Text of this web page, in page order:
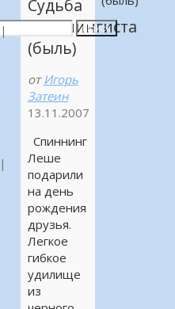
Поиск
Судьба
спиннингиста
(быль)
от Игорь
Затеин
13.11.2007
Спиннинг
Леше
подарили
на день
рождения
друзья.
Легкое
гибкое
удилище
из
|
|